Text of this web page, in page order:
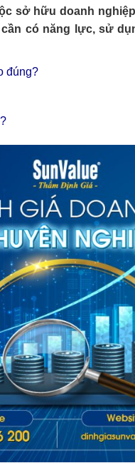
sở hữu doanh
có năng lực, sử
đúng?